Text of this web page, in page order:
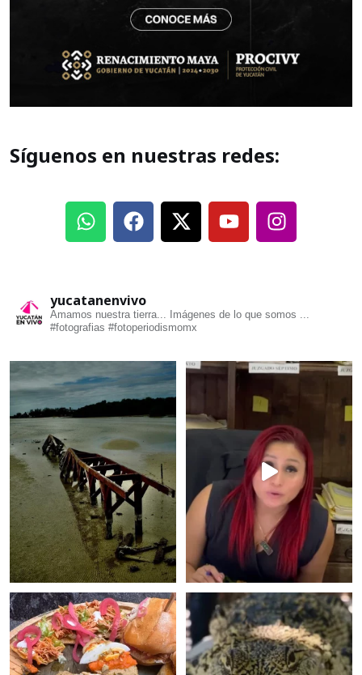
Síguenos en nuestras redes:
yucatanenvivo
Amamos nuestra tierra... Imágenes de lo que somos ...
#fotografias #fotoperiodismomx